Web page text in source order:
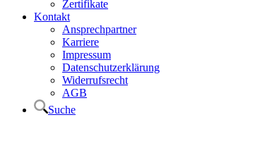
Zertifikate
Kontakt
Ansprechpartner
Karriere
Impressum
Datenschutzerklärung
Widerrufsrecht
AGB
Suche